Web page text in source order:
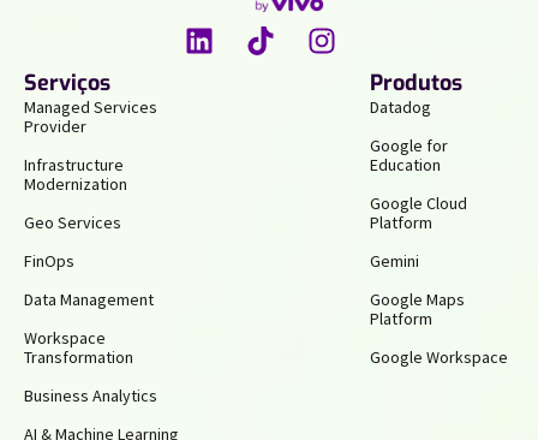
Serviços
Managed Services
Provider
Infrastructure
Modernization
Geo Services
FinOps
Data Management
Workspace
Transformation
Business Analytics
AI & Machine Learning
Produtos
Datadog
Google for
Education
Google Cloud
Platform
Gemini
Google Maps
Platform
Google Workspace